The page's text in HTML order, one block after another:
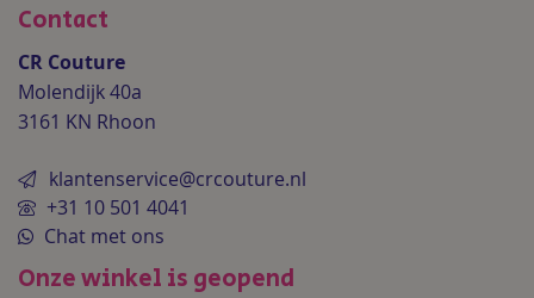
Contact
CR Couture
Molendijk 40a
3161 KN Rhoon
klantenservice@crcouture.nl
+31 10 501 4041
Chat met ons
Onze winkel is geopend